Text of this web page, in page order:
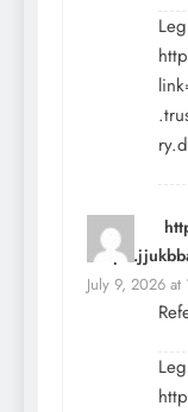
July 9, 2026 at